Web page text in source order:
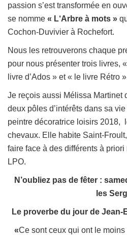
passion s’est transformée en
se nomme « L‘Arbre à mots »
Cochon-Duvivier à Rochefort.
Nous les retrouverons chaque
pour nous présenter trois livres,
livre d’Ados » et « le livre Rétro
Je reçois aussi Mélissa Martinet
deux pôles d’intérêts dans sa
peintre décoratrice loisirs 2018,
chevaux. Elle habite Saint-
faire face à des différents à
LPO.
N’oubliez pas de fêter :
les
Le proverbe du jour de
«Ce sont ceux qui ont le